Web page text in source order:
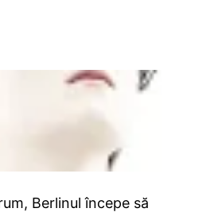
Berlinul începe să